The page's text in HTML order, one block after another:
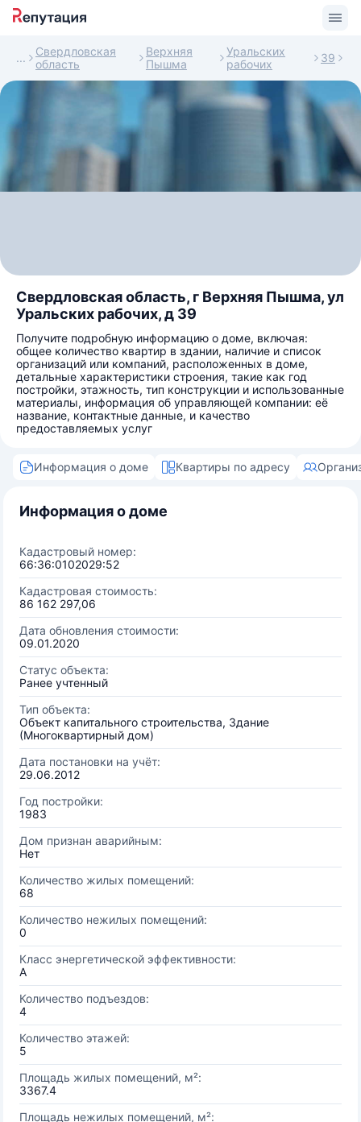
Свердловская
область
Верхняя
Пышма
Уральских
рабочих
39
Свердловская область, г Верхняя Пышма, ул
Уральских рабочих, д 39
Получите подробную информацию о доме, включая:
общее количество квартир в здании, наличие и список
организаций или компаний, расположенных в доме,
детальные характеристики строения, такие как год
постройки, этажность, тип конструкции и использованные
материалы, информация об управляющей компании: её
название, контактные данные, и качество
предоставляемых услуг
Информация о доме Квартиры по адресу
Информация о доме
Кадастровый номер:
66:36:0102029:52
Кадастровая стоимость:
86 162 297,06
Дата обновления стоимости:
09.01.2020
Статус объекта:
Ранее учтенный
Тип объекта:
Объект капитального строительства, Здание
(Многоквартирный дом)
Дата постановки на учёт:
29.06.2012
Год постройки:
1983
Дом признан аварийным:
Нет
Количество жилых помещений:
68
Количество нежилых помещений:
0
Класс энергетической эффективности:
A
Количество подъездов:
4
Количество этажей:
5
Площадь жилых помещений, м²:
3367.4
Площадь нежилых помещений, м²: